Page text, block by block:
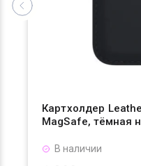
Картхолдер
MagSafe, тёмная
В наличии